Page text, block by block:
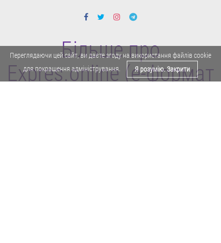
Більше про
Expres.online (e-формат
Переглядаючи цей сайт, ви даєте згоду на використання файлів cookie
для покращення адміністрування.
Я розумію. Закрити